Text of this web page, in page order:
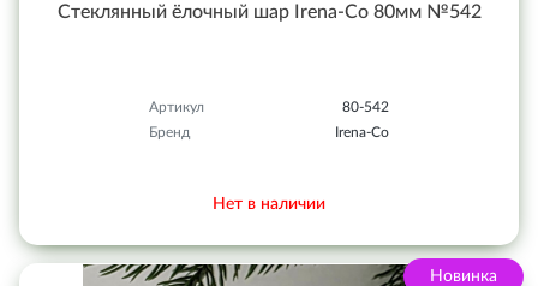
Стеклянный ёлочный шар Irena-Co 80мм №542
Артикул
80-542
Бренд
Irena-Co
Нет в наличии
Новинка